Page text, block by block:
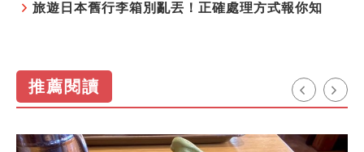
旅遊日本舊行李箱別亂丟！正確處理方式報你知
推薦閱讀